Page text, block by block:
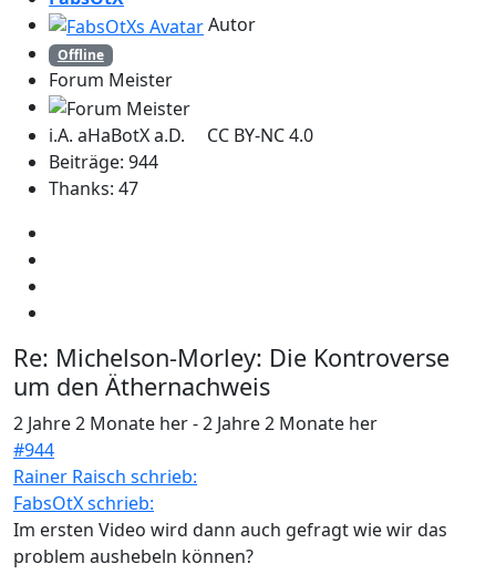
Autor
Offline
Forum Meister
i.A. aHaBotX a.D. CC BY-NC 4.0
Beiträge: 944
Thanks: 47
Re: Michelson-Morley: Die Kontroverse
um den Äthernachweis
2 Jahre 2 Monate her-2 Jahre 2 Monate her
#944
Rainer Raisch schrieb:
FabsOtX schrieb:
Im ersten Video wird dann auch gefragt wie wir das
problem aushebeln können?